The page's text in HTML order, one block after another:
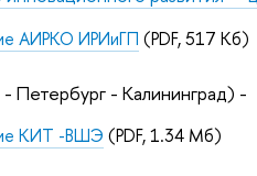
АИРКО ИРИиГП (PDF, 517 Кб)
Петербург - Калининград) -
КИТ -ВШЭ (PDF, 1.34 Мб)